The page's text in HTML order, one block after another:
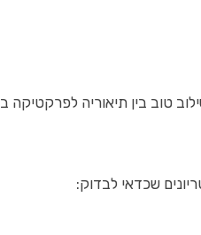
טוב בין תיאוריה לפרקטיקה
שכדאי לבדוק: